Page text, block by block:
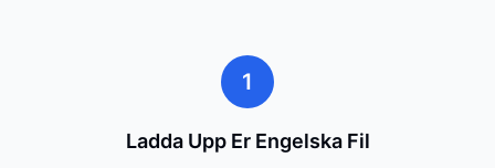
1
Ladda Upp Er Engelska Fil